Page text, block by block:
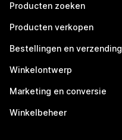
Producten zoeken
Producten verkopen
Bestellingen en verzending
Winkelontwerp
Marketing en conversie
Winkelbeheer